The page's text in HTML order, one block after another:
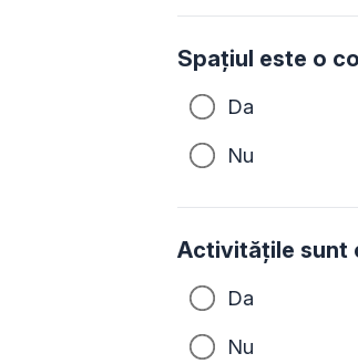
Spațiul este o
Da
Nu
Activitățile sunt
Da
Nu